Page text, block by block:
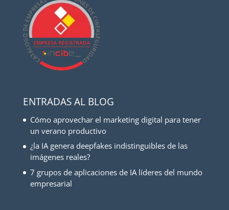
ENTRADAS AL BLOG
Cómo aprovechar el marketing digital para tener
un verano productivo
¿la IA genera deepfakes indistinguibles de las
imágenes reales?
7 grupos de aplicaciones de IA líderes del mundo
empresarial